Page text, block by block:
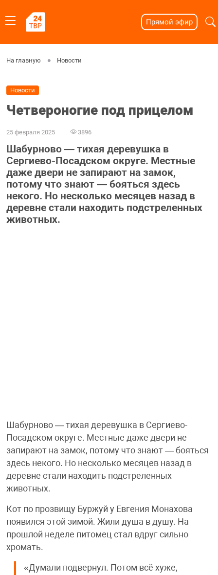
Прямой эфир
На главную Новости
Новости
Четвероногие под прицелом
25 февраля 2025 3896
Шабурново — тихая деревушка в
Сергиево-Посадском округе. Местные
даже двери не запирают на замок,
потому что знают — бояться здесь
некого. Но несколько месяцев назад в
деревне стали находить подстреленных
животных.
Шабурново — тихая деревушка в Сергиево-
Посадском округе. Местные даже двери не
запирают на замок, потому что знают — бояться
здесь некого. Но несколько месяцев назад в
деревне стали находить подстреленных
животных.
Кот по прозвищу Буржуй у Евгения Монахова
появился этой зимой. Жили душа в душу. На
прошлой неделе питомец стал вдруг сильно
хромать.
«Думали подвернул. Потом всё хуже,